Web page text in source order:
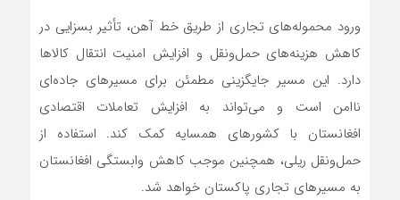
ورود محموله‌های تجاری از طریق خط آهن، تأثیر بسزایی در
کاهش هزینه‌های حمل‌ونقل و افزایش امنیت انتقال کالاها
دارد. این مسیر جایگزینی مطمئن برای مسیرهای جاده‌ای
ناامن است و می‌تواند به افزایش تعاملات اقتصادی
افغانستان با کشورهای همسایه کمک کند. استفاده از
حمل‌ونقل ریلی، همچنین موجب کاهش وابستگی افغانستان
به مسیرهای تجاری پاکستان خواهد شد.